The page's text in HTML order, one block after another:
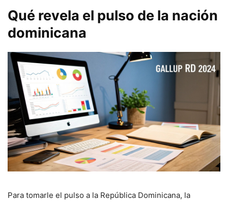
Qué revela el pulso de la nación
dominicana
Para tomarle el pulso a la República Dominicana, la